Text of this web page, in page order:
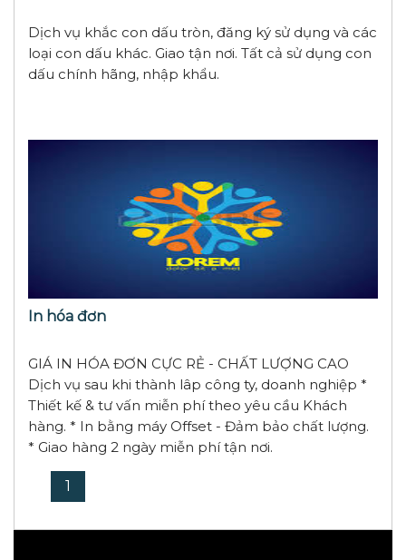
Dịch vụ khắc con dấu tròn, đăng ký sử dụng và các
loại con dấu khác. Giao tận nơi. Tất cả sử dụng con
dấu chính hãng, nhập khẩu.
In hóa đơn
GIÁ IN HÓA ĐƠN CỰC RẺ - CHẤT LƯỢNG CAO
Dịch vụ sau khi thành lâp công ty, doanh nghiệp *
Thiết kế & tư vấn miễn phí theo yêu cầu Khách
hàng. * In bằng máy Offset - Đảm bảo chất lượng.
* Giao hàng 2 ngày miễn phí tận nơi.
1